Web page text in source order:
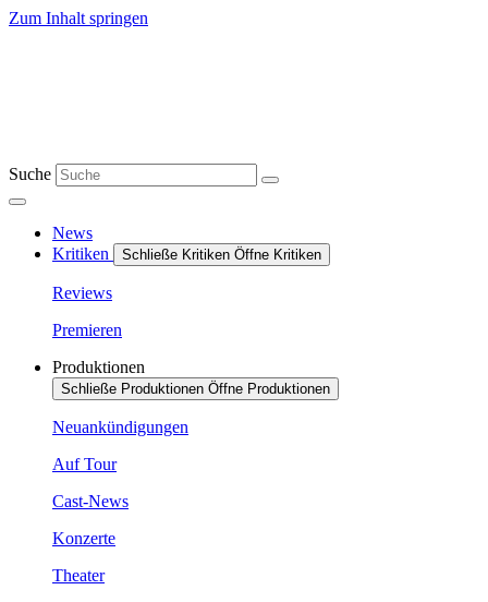
Zum Inhalt springen
Suche
News
Kritiken
Schließe Kritiken Öffne Kritiken
Reviews
Premieren
Produktionen
Schließe Produktionen Öffne Produktionen
Neuankündigungen
Auf Tour
Cast-News
Konzerte
Theater